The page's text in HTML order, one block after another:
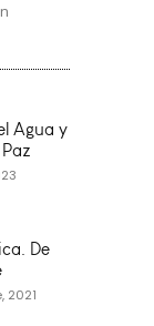
Agua y
De
2021